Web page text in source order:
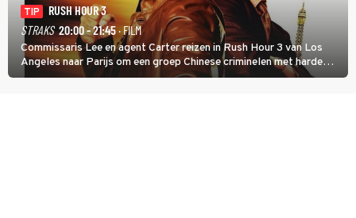
TIP
RUSH HOUR 3
STRAKS 20:00 - 21:45· FILM
Commissaris Lee en agent Carter reizen in Rush Hour 3 van Los
Angeles naar Parijs om een groep Chinese criminelen met harde
hand aan te pakken.